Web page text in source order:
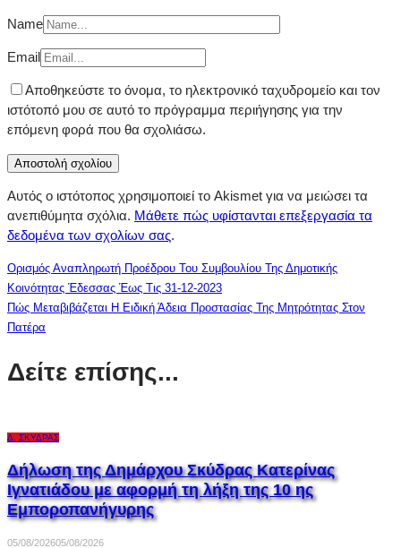
Name
Email
Αποθηκεύστε το όνομα, το ηλεκτρονικό ταχυδρομείο και τον
ιστότοπό μου σε αυτό το πρόγραμμα περιήγησης για την
επόμενη φορά που θα σχολιάσω.
Αυτός ο ιστότοπος χρησιμοποιεί το Akismet για να μειώσει τα
ανεπιθύμητα σχόλια. Μάθετε πώς υφίστανται επεξεργασία τα
δεδομένα των σχολίων σας.
Ορισμός Αναπληρωτή Προέδρου Του Συμβουλίου Της Δημοτικής
Κοινότητας Έδεσσας Έως Τις 31-12-2023
Πώς Μεταβιβάζεται Η Ειδική Άδεια Προστασίας Της Μητρότητας Στον
Πατέρα
Δείτε επίσης...
Δ. ΣΚΎΔΡΑΣ
Δήλωση της Δημάρχου Σκύδρας Κατερίνας
Ιγνατιάδου με αφορμή τη λήξη της 10 ης
Εμποροπανήγυρης
05/08/202605/08/2026